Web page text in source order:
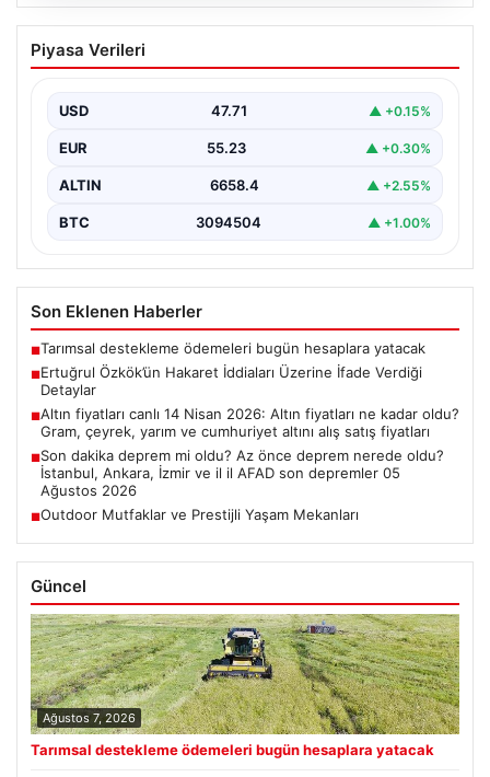
Ertuğrul Özkök’ün Hakaret İddiaları
Üzerine İfade Verdiği Detaylar
hakaret' suçlamasıyla yürütülen soruşturma
kapsamında alınan ifadesinde, bu tür…
Piyasa Verileri
USD 47.71 ▲ +0.15%
EUR 55.23 ▲ +0.30%
ALTIN 6658.4 ▲ +2.55%
BTC 3094504 ▲ +1.00%
Son Eklenen Haberler
■Tarımsal destekleme ödemeleri bugün hesaplara yatacak
■Ertuğrul Özkök’ün Hakaret İddiaları Üzerine İfade Verdiği
Detaylar
■Altın fiyatları canlı 14 Nisan 2026: Altın fiyatları ne kadar oldu?
Gram, çeyrek, yarım ve cumhuriyet altını alış satış fiyatları
■Son dakika deprem mi oldu? Az önce deprem nerede oldu?
İstanbul, Ankara, İzmir ve il il AFAD son depremler 05
Ağustos 2026
■Outdoor Mutfaklar ve Prestijli Yaşam Mekanları
Güncel
Ağustos 7, 2026
Tarımsal destekleme ödemeleri bugün hesaplara yatacak